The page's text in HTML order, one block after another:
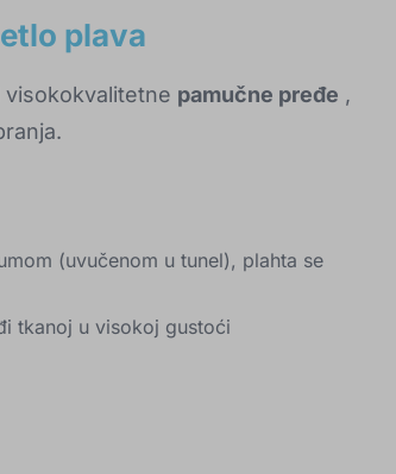
plava
visokokvalitetne pamučne pređe ,
(uvučenom u tunel), plahta se
tkanoj u visokoj gustoći